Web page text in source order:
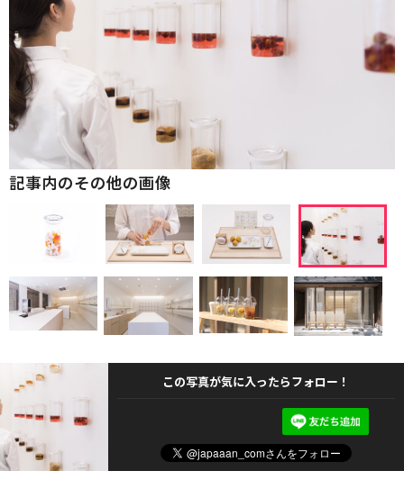
記事内のその他の画像
この写真が気に入ったらフォロー！